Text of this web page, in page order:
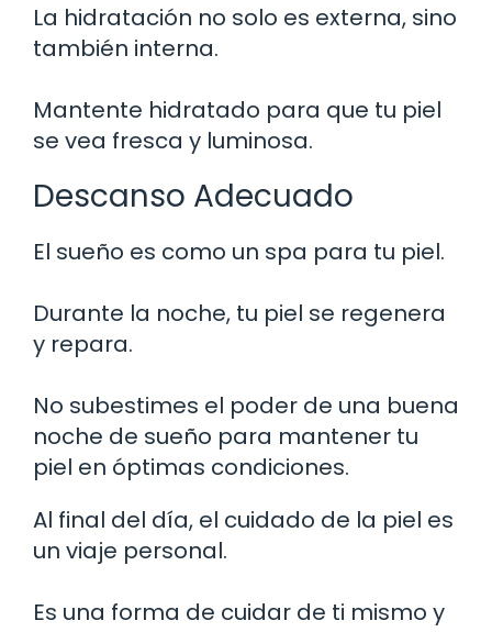
La hidratación no solo es externa, sino
también interna.
Mantente hidratado para que tu piel
se vea fresca y luminosa.
Descanso Adecuado
El sueño es como un spa para tu piel.
Durante la noche, tu piel se regenera
y repara.
No subestimes el poder de una buena
noche de sueño para mantener tu
piel en óptimas condiciones.
Al final del día, el cuidado de la piel es
un viaje personal.
Es una forma de cuidar de ti mismo y